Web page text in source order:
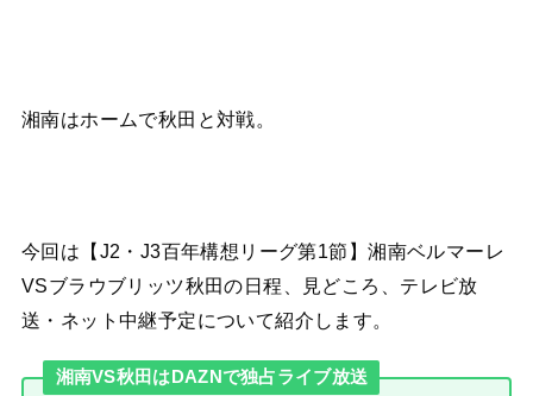
湘南はホームで秋田と対戦。
今回は【J2・J3百年構想リーグ第1節】湘南ベルマーレ
VSブラウブリッツ秋田の日程、見どころ、テレビ放
送・ネット中継予定について紹介します。
湘南VS秋田はDAZNで独占ライブ放送